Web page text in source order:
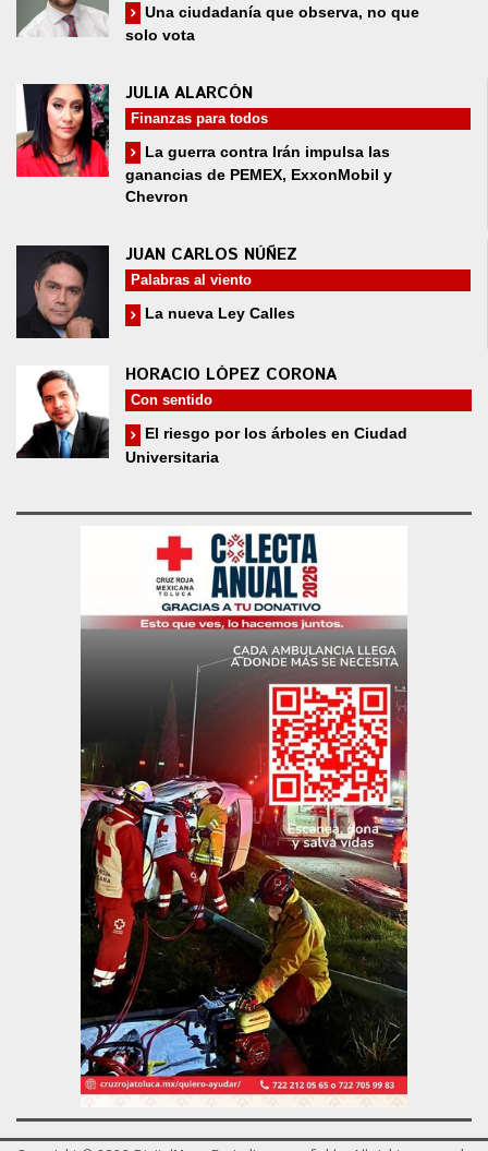
Una ciudadanía que observa, no que
solo vota
JULIA ALARCÓN
Finanzas para todos
La guerra contra Irán impulsa las
ganancias de PEMEX, ExxonMobil y
Chevron
JUAN CARLOS NÚÑEZ
Palabras al viento
La nueva Ley Calles
HORACIO LÓPEZ CORONA
Con sentido
El riesgo por los árboles en Ciudad
Universitaria